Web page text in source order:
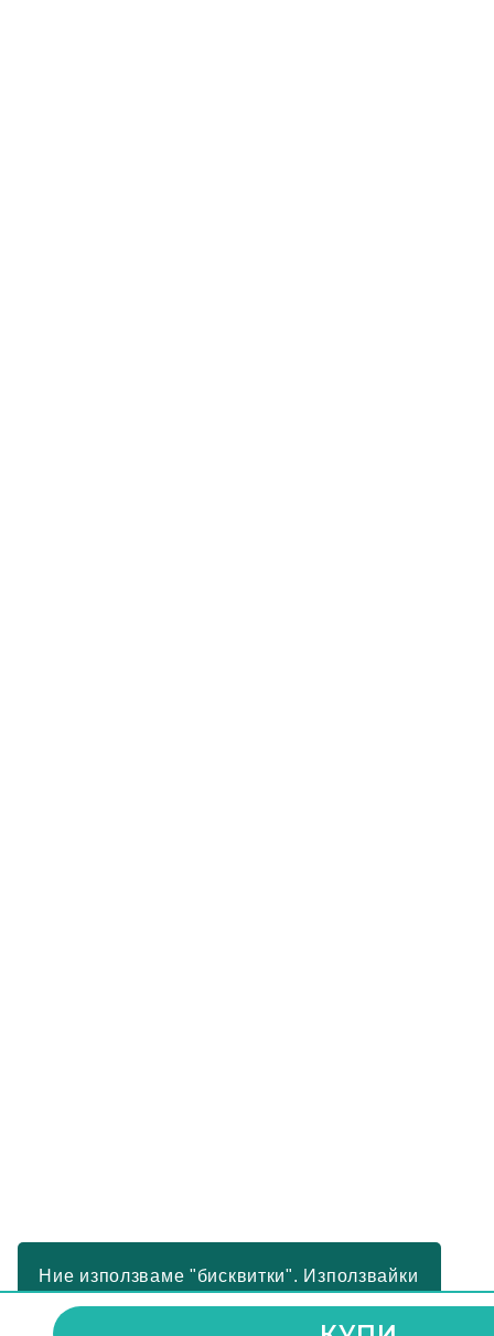
Ние използваме "бисквитки". Използвайки
този сайта, Вие се съгласявате с